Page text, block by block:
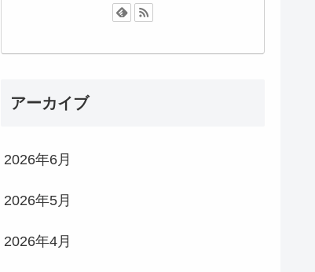
アーカイブ
2026年6月
2026年5月
2026年4月